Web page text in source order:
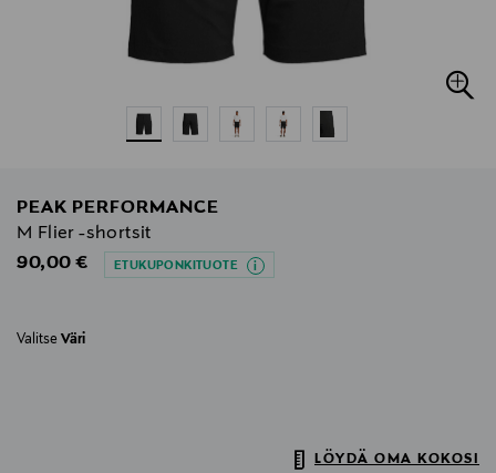
PEAK PERFORMANCE
M Flier -shortsit
Original Price
90,00 € ETUKUPONKITUOTE
Valitse Väri
LÖYDÄ OMA KOKOSI